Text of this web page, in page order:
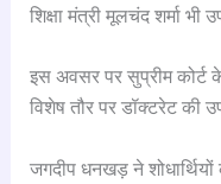
शिक्षा मंत्री मूलचंद शर्मा भी
इस अवसर पर सुप्रीम कोर्ट के
विशेष तौर पर डॉक्टरेट की
जगदीप धनखड़ ने